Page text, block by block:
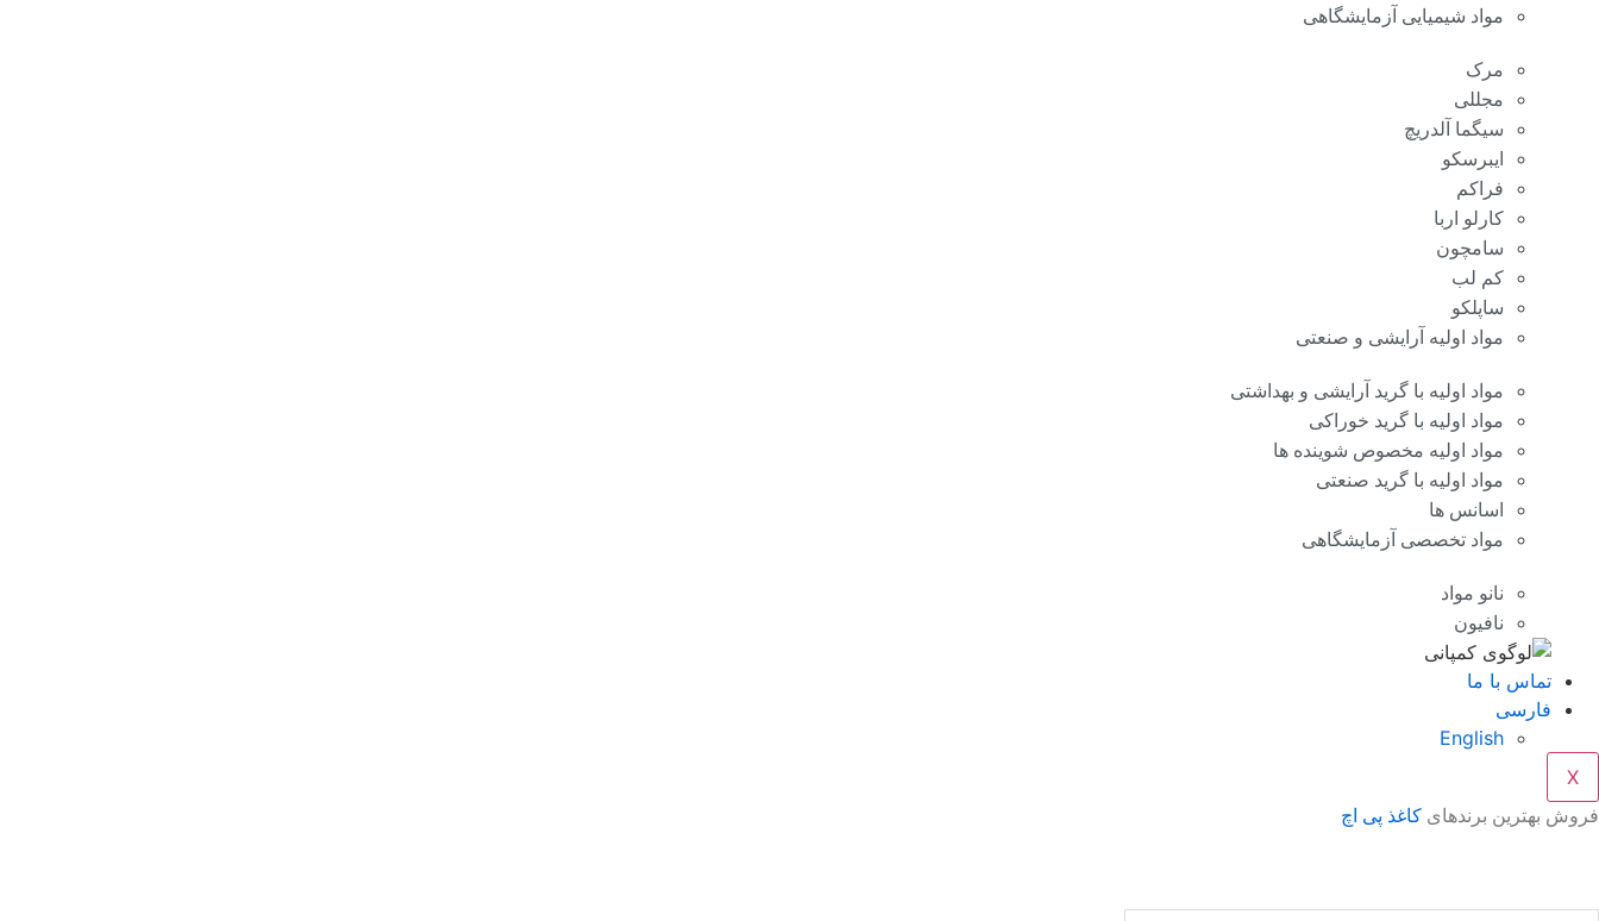
مواد شیمیایی آزمایشگاهی
مرک
مجللی
سیگما آلدریچ
ایبرسکو
فراکم
کارلو اربا
سامچون
کم لب
ساپلکو
مواد اولیه آرایشی و صنعتی
مواد اولیه با گرید آرایشی و بهداشتی
مواد اولیه با گرید خوراکی
مواد اولیه مخصوص شوینده ها
مواد اولیه با گرید صنعتی
اسانس ها
مواد تخصصی آزمایشگاهی
نانو مواد
نافیون
تماس با ما
فارسی
English
X
فروش بهترین برندهای کاغذ پی اچ